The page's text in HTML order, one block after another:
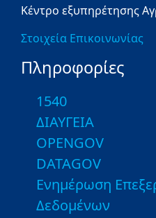
Κέντρο εξυπηρέτησης
Στοιχεία Επικοινωνίας
Πληροφορίες
1540
ΔΙΑΥΓΕΙΑ
OPENGOV
DATAGOV
Ενημέρωση
Δεδομένων